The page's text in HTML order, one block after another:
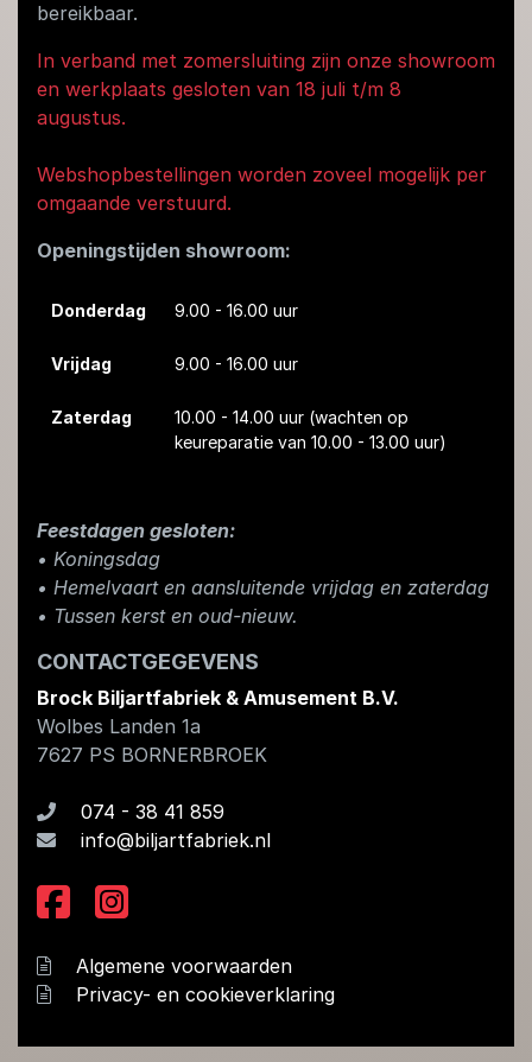
bereikbaar.
In verband met zomersluiting zijn onze showroom
en werkplaats gesloten van 18 juli t/m 8
augustus.
Webshopbestellingen worden zoveel mogelijk per
omgaande verstuurd.
Openingstijden showroom:
Donderdag 9.00 - 16.00 uur
Vrijdag 9.00 - 16.00 uur
Zaterdag 10.00 - 14.00 uur (wachten op
keureparatie van 10.00 - 13.00 uur)
Feestdagen gesloten:
• Koningsdag
​• Hemelvaart en aansluitende vrijdag en zaterdag
• Tussen kerst en oud-nieuw.
CONTACTGEGEVENS
Brock Biljartfabriek & Amusement B.V.
Wolbes Landen 1a
7627 PS BORNERBROEK
074 - 38 41 859
info@biljartfabriek.nl
Algemene voorwaarden
Privacy- en cookieverklaring